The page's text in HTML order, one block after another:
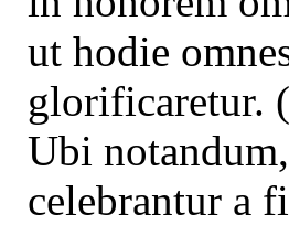
ut hodie
glorificaretur.
Ubi
celebrantur a